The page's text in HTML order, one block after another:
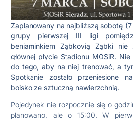
Zaplanowany na najbliższą sobotę
grupy pierwszej III ligi
beniaminkiem Ząbkovią Ząbki nie
głównej płycie Stadionu MOSiR.
do tego, aby na niej trenować, a
Spotkanie zostało przeniesione
boisko ze sztuczną nawierzchnią.
Pojedynek nie rozpocznie się o
planowano, ale o 15:00. W